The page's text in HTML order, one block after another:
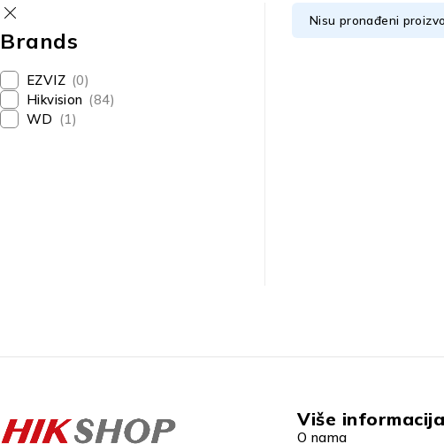
Brands
EZVIZ (0)
Hikvision (84)
WD (1)
Nisu pronađeni
Više informacija
O nama